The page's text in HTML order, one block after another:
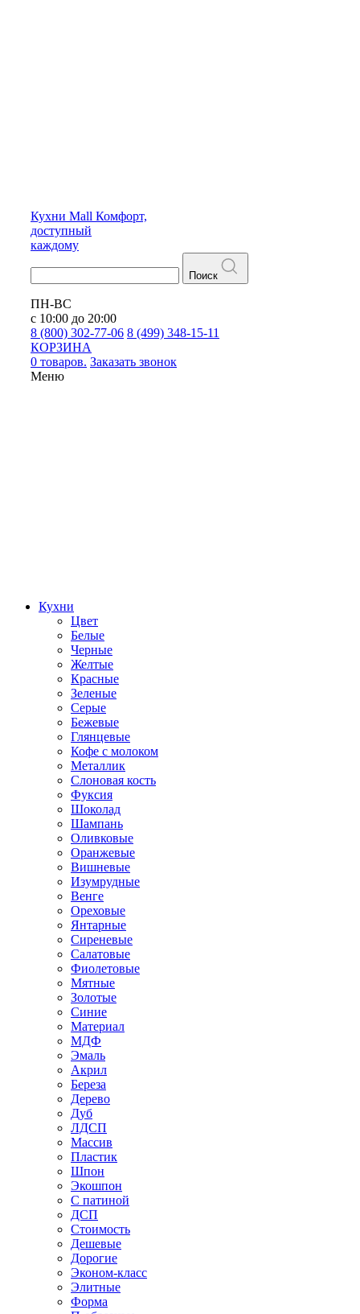
Кухни Mall Комфорт,
доступный
каждому
Поиск
ПН-ВС
с 10:00 до 20:00
8 (800) 302-77-06 8 (499) 348-15-11
КОРЗИНА
0 товаров. Заказать звонок
Меню
Кухни
Цвет
Белые
Черные
Желтые
Красные
Зеленые
Серые
Бежевые
Глянцевые
Кофе с молоком
Металлик
Слоновая кость
Фуксия
Шоколад
Шампань
Оливковые
Оранжевые
Вишневые
Изумрудные
Венге
Ореховые
Янтарные
Сиреневые
Салатовые
Фиолетовые
Мятные
Золотые
Синие
Материал
МДФ
Эмаль
Акрил
Береза
Дерево
Дуб
ЛДСП
Массив
Пластик
Шпон
Экошпон
С патиной
ДСП
Стоимость
Дешевые
Дорогие
Эконом-класс
Элитные
Форма